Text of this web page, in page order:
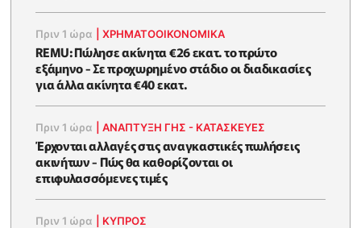
Πριν 1 ώρα |ΧΡΗΜΑΤΟΟΙΚΟΝΟΜΙΚΆ
REMU: Πώλησε ακίνητα €26 εκατ. το πρώτο
εξάμηνο - Σε προχωρημένο στάδιο οι διαδικασίες
για άλλα ακίνητα €40 εκατ.
Πριν 1 ώρα |ΑΝΑΠΤΥΞΗ ΓΗΣ - ΚΑΤΑΣΚΕΥΕΣ
Έρχονται αλλαγές στις αναγκαστικές πωλήσεις
ακινήτων - Πώς θα καθορίζονται οι
επιφυλασσόμενες τιμές
Πριν 1 ώρα ΚΥΠΡΟΣ